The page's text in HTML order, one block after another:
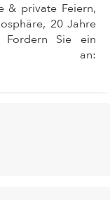
& private Feiern,
20 Jahre
Fordern Sie ein
an: